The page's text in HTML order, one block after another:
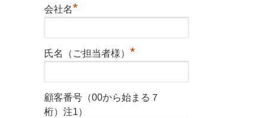
会社名*
氏名（ご担当者様） *
顧客番号（00から始まる７
桁）注1）